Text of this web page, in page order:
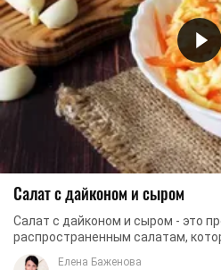
Салат с дайконом и сыром
Салат с дайконом и сыром - это
распространенным салатам,
на праздничном столе. Такой
Елена Баженова